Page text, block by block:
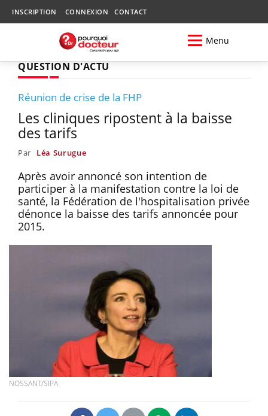
INSCRIPTION CONNEXION CONTACT
Menu
QUESTION D'ACTU
Réunion de crise de la FHP
Les cliniques ripostent à la baisse
des tarifs
Par Léa Surugue
Après avoir annoncé son intention de
participer à la manifestation contre la loi de
santé, la Fédération de l'hospitalisation privée
dénonce la baisse des tarifs annoncée pour
2015.
NOSSANT/SIPA